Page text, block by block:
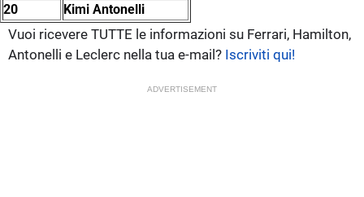
20
Kimi Antonelli
Vuoi ricevere TUTTE le informazioni su Ferrari, Hamilton,
Antonelli e Leclerc nella tua e-mail? Iscriviti qui!
ADVERTISEMENT